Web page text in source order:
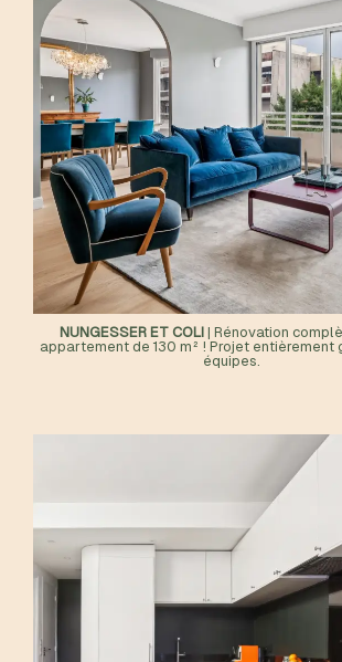
NUNGESSER ET COLI | Rénovation
appartement de 130 m² ! Projet entièrement
équipes.